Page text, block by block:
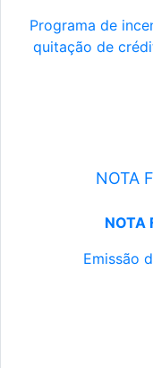
Programa de
quitação de
NOTA
NOTA
Emissão